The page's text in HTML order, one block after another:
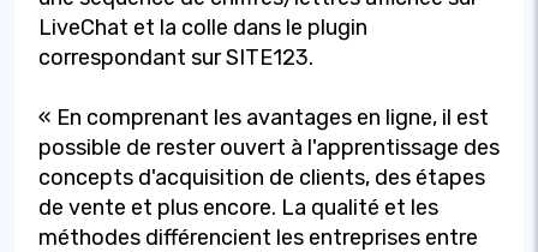
LiveChat et la colle dans le plugin
correspondant sur SITE123.
« En comprenant les avantages en ligne, il est
possible de rester ouvert à l'apprentissage des
concepts d'acquisition de clients, des étapes
de vente et plus encore. La qualité et les
méthodes différencient les entreprises entre